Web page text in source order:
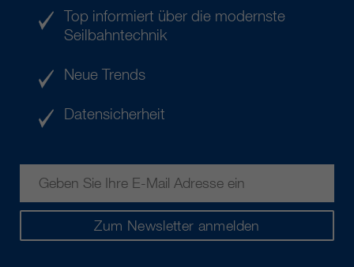
Zum Newsletter anmelden
Top informiert über die modernste
Seilbahntechnik
Neue Trends
Datensicherheit